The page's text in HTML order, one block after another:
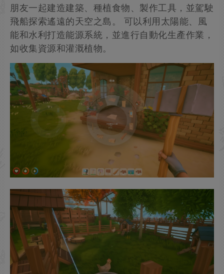
朋友一起建造建築、種植食物、製作工具，並駕駛
飛船探索遙遠的天空之島。 可以利用太陽能、風
能和水利打造能源系統，並進行自動化生產作業，
如收集資源和灌溉植物。